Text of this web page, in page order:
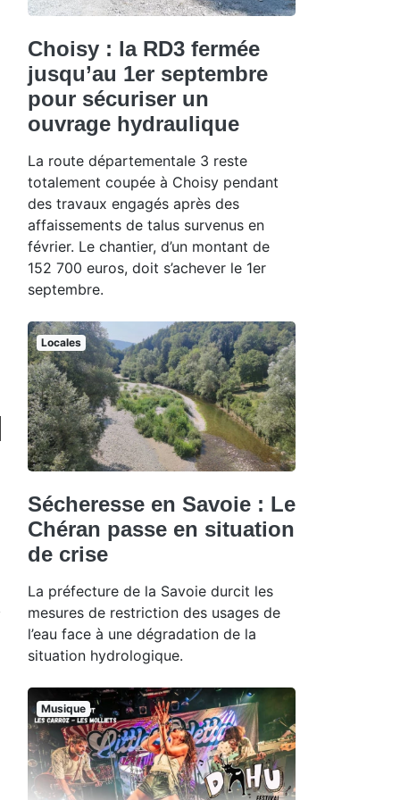
Choisy : la RD3 fermée
jusqu’au 1er septembre
pour sécuriser un
ouvrage hydraulique
La route départementale 3 reste
totalement coupée à Choisy pendant
des travaux engagés après des
affaissements de talus survenus en
février. Le chantier, d’un montant de
152 700 euros, doit s’achever le 1er
septembre.
Locales
Sécheresse en Savoie : Le
Chéran passe en situation
de crise
La préfecture de la Savoie durcit les
mesures de restriction des usages de
l’eau face à une dégradation de la
situation hydrologique.
Musique